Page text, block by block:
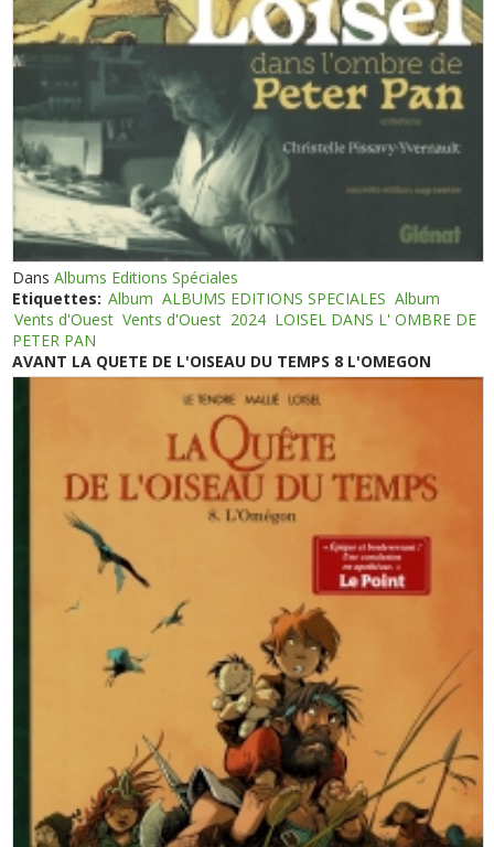
DansAlbums Editions Spéciales
Etiquettes: Album ALBUMS EDITIONS SPECIALES Album
Vents d'Ouest Vents d'Ouest 2024 LOISEL DANS L' OMBRE DE
PETER PAN
AVANT LA QUETE DE L'OISEAU DU TEMPS 8 L'OMEGON